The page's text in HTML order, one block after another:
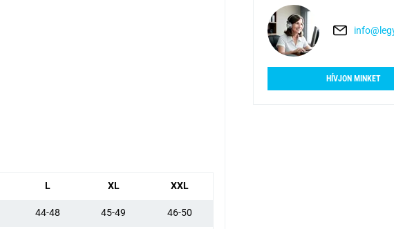
L XL XXL
44-48 45-49 46-50
HÍVJON MINKET